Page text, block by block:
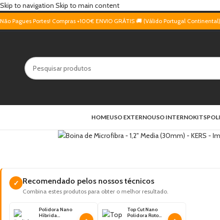
Skip to navigation Skip to main content
Não Pagues Portes! Compras +100€ ENVIO GRÁTIS 🚚 (Válido Portugal Continental)
HOMEUSO EXTERNOUSO INTERNOKITS
✓ Recomendado pelos nossos técnicos
Combina estes produtos para obter o melhor resultado.
Polidora Nano
Híbrida
Top Cut Nano
Polidora Roto